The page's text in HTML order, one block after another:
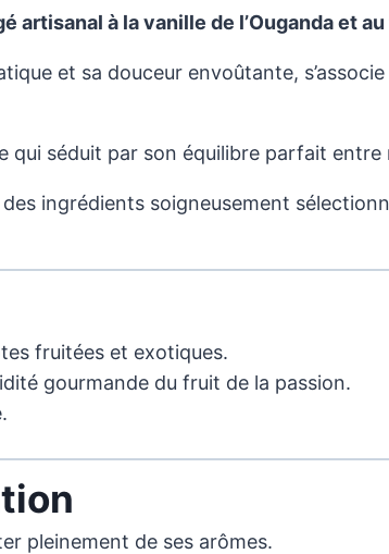
de
Passion
artisanal à la vanille de l’Ouganda et
et sa douceur envoûtante,
qui séduit par son équilibre parfait
ingrédients soigneusement
fruitées et exotiques.
gourmande du fruit de la passion.
pleinement de ses arômes.